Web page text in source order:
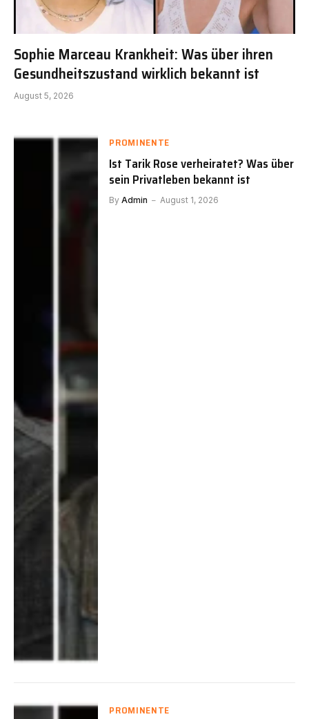
Sophie Marceau Krankheit: Was über ihren
Gesundheitszustand wirklich bekannt ist
August 5, 2026
PROMINENTE
Ist Tarik Rose verheiratet? Was über
sein Privatleben bekannt ist
By Admin August 1, 2026
PROMINENTE